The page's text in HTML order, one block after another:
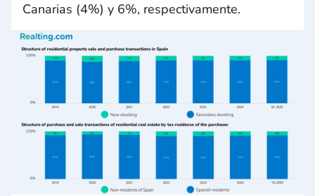
Canarias (4%) y 6%, respectivamente.